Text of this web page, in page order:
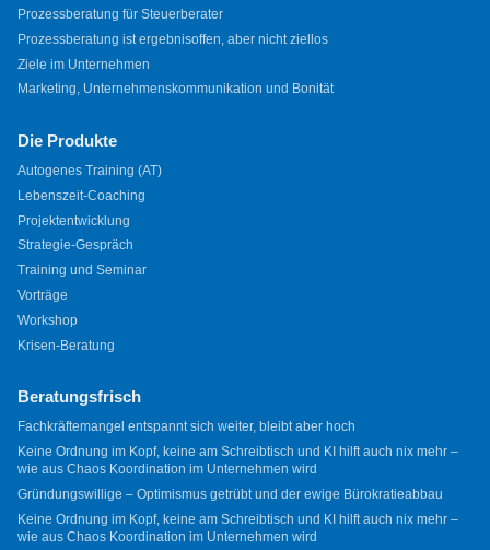
Prozessberatung für Steuerberater
Prozessberatung ist ergebnisoffen, aber nicht ziellos
Ziele im Unternehmen
Marketing, Unternehmenskommunikation und Bonität
Die Produkte
Autogenes Training (AT)
Lebenszeit-Coaching
Projektentwicklung
Strategie-Gespräch
Training und Seminar
Vorträge
Workshop
Krisen-Beratung
Beratungsfrisch
Fachkräftemangel entspannt sich weiter, bleibt aber hoch
Keine Ordnung im Kopf, keine am Schreibtisch und KI hilft auch nix mehr –
wie aus Chaos Koordination im Unternehmen wird
Gründungswillige – Optimismus getrübt und der ewige Bürokratieabbau
Keine Ordnung im Kopf, keine am Schreibtisch und KI hilft auch nix mehr –
wie aus Chaos Koordination im Unternehmen wird